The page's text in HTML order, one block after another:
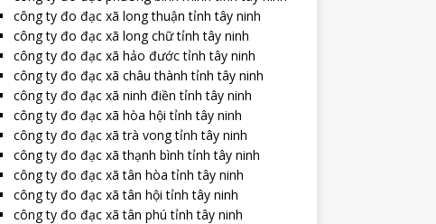
công ty đo đạc xã long thuận tỉnh tây ninh
công ty đo đạc xã long chữ tỉnh tây ninh
công ty đo đạc xã hảo đước tỉnh tây ninh
công ty đo đạc xã châu thành tỉnh tây ninh
công ty đo đạc xã ninh điền tỉnh tây ninh
công ty đo đạc xã hòa hội tỉnh tây ninh
công ty đo đạc xã trà vong tỉnh tây ninh
công ty đo đạc xã thạnh bình tỉnh tây ninh
công ty đo đạc xã tân hòa tỉnh tây ninh
công ty đo đạc xã tân hội tỉnh tây ninh
công ty đo đạc xã tân phú tỉnh tây ninh